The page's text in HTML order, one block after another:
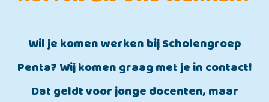
Wil je komen werken bij Scholengroep
Penta? Wij komen graag met je in contact!
Dat geldt voor jonge docenten, maar